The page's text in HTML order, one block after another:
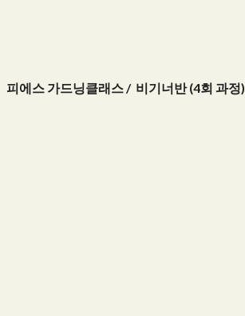
피에스 가드닝클래스 / 비기너반 (4회 과정)